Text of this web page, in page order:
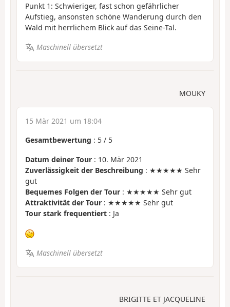
Punkt 1: Schwieriger, fast schon gefährlicher
Aufstieg, ansonsten schöne Wanderung durch den
Wald mit herrlichem Blick auf das Seine-Tal.
Maschinell übersetzt
MOUKY
15 Mär 2021 um 18:04
Gesamtbewertung : 5 / 5
Datum deiner Tour : 10. Mär 2021
Zuverlässigkeit der Beschreibung : ★★★★★ Sehr
gut
Bequemes Folgen der Tour : ★★★★★ Sehr gut
Attraktivität der Tour : ★★★★★ Sehr gut
Tour stark frequentiert : Ja
Maschinell übersetzt
BRIGITTE ET JACQUELINE